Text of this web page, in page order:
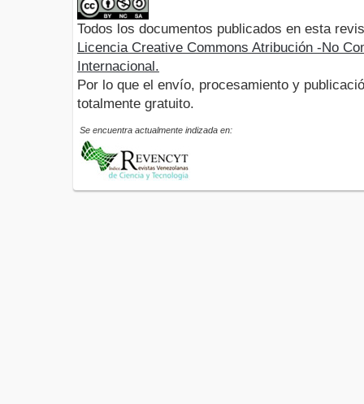
Todos los documentos publicados en esta
Licencia Creative Commons Atribución -No
Internacional.
Por lo que el envío, procesamiento y
totalmente gratuito.
Se encuentra actualmente indizada en: